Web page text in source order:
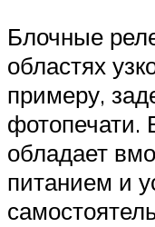
Блочные
областях
примеру,
фотопечати.
обладает
питанием и